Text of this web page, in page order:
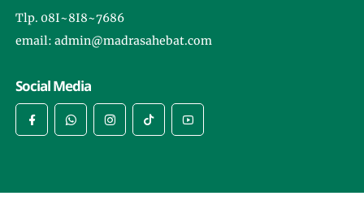
Tlp. 08I~8I8~7686
email: admin@madrasahebat.com
Social Media